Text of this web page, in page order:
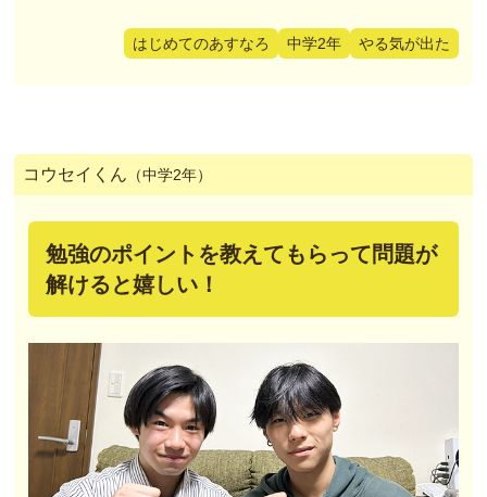
はじめてのあすなろ 中学2年 やる気が出た
コウセイくん （中学2年）
勉強のポイントを教えてもらって問題が
解けると嬉しい！